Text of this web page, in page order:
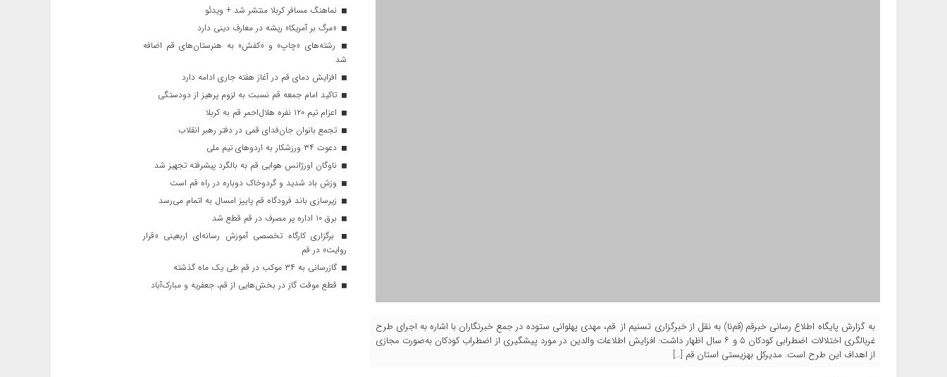
به گزارش پایگاه اطلاع رسانی خبرقم (قم‌نا) به نقل از خبرگزاری تسنیم از قم‌، مهدی پهلوانی ستوده در جمع خبرنگاران با اشاره به اجرای طرح
غربالگری اختلالات اضطرابی کودکان ۵ و ۶ سال اظهار داشت: افزایش اطلاعات والدین در مورد پیشگیری از اضطراب کودکان به‌صورت مجازی
از اهداف این طرح است. مدیرکل بهزیستی استان قم […]
نماهنگ مسافر کربلا منتشر شد + ویدئو
«مرگ بر آمریکا» ریشه در معارف دینی دارد
رشته‌های «چاپ» و «کفش» به هنرستان‌های قم اضافه
شد
افزایش دمای قم در آغاز هفته جاری ادامه دارد
تاکید امام جمعه قم نسبت به لزوم پرهیز از دودستگی
اعزام تیم ۱۲۰ نفره هلال‌احمر قم به کربلا
تجمع بانوان جان‌فدای قمی در دفتر رهبر انقلاب
دعوت ۳۴ ورزشکار به اردوهای تیم ملی
ناوگان اورژانس هوایی قم به بالگرد پیشرفته تجهیز شد
وزش باد شدید و گردوخاک دوباره در راه قم است
زیرسازی باند فرودگاه قم پاییز امسال به اتمام می‌رسد
برق ۱۰ اداره پر مصرف در قم قطع شد
برگزاری کارگاه تخصصی آموزش رسانه‌ای اربعینی «قرار
روایت» در قم
گازرسانی به ۳۴ موکب در قم طی یک ماه گذشته
قطع موقت گاز در بخش‌هایی از قم، جعفریه و مبارک‌آباد